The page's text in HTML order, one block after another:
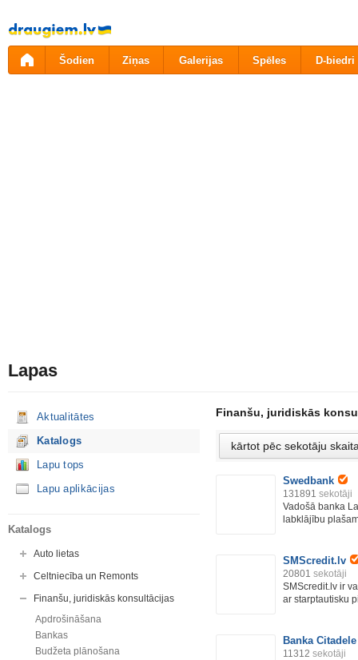
Pāriet
uz
saturu
Šodien Ziņas Galerijas Spēles D-biedri
Lapas
Aktualitātes
Katalogs
Lapu tops
Lapu aplikācijas
Katalogs
Auto lietas
Celtniecība un Remonts
Finanšu, juridiskās konsultācijas
Apdrošināšana
Bankas
Budžeta plānošana
Finanšu, juridiskās
Swedbank
131891 sekotāji
Vadošā banka
labklājību
SMScredit.lv
20801 sekotāji
SMScredit.lv ir
ar starptautisku
Banka Citadele
11312 sekotāji